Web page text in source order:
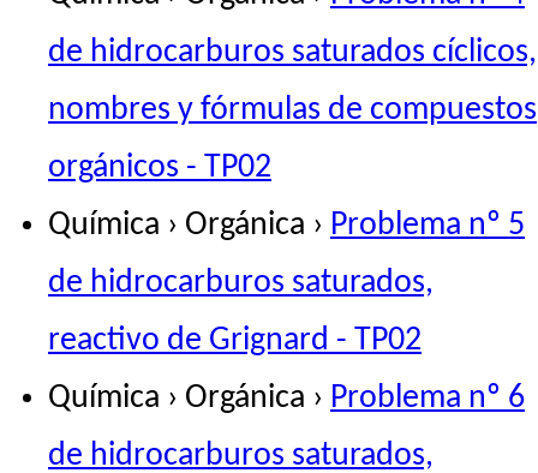
de hidrocarburos saturados cíclicos,
nombres y fórmulas de compuestos
orgánicos - TP02
Química › Orgánica › Problema nº 5
de hidrocarburos saturados,
reactivo de Grignard - TP02
Química › Orgánica › Problema nº 6
de hidrocarburos saturados,